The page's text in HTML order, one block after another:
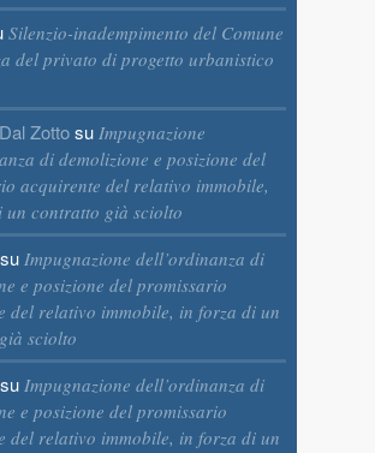
Silenzio-inadempimento del Comune
del privato di progetto urbanistico
Zottosu Impugnazione
di demolizione e posizione del
acquirente del relativo immobile,
un contratto già sciolto
su Impugnazione dell’ordinanza di
e posizione del promissario
del relativo immobile, in forza di un
sciolto
su Impugnazione dell’ordinanza di
e posizione del promissario
del relativo immobile, in forza di un